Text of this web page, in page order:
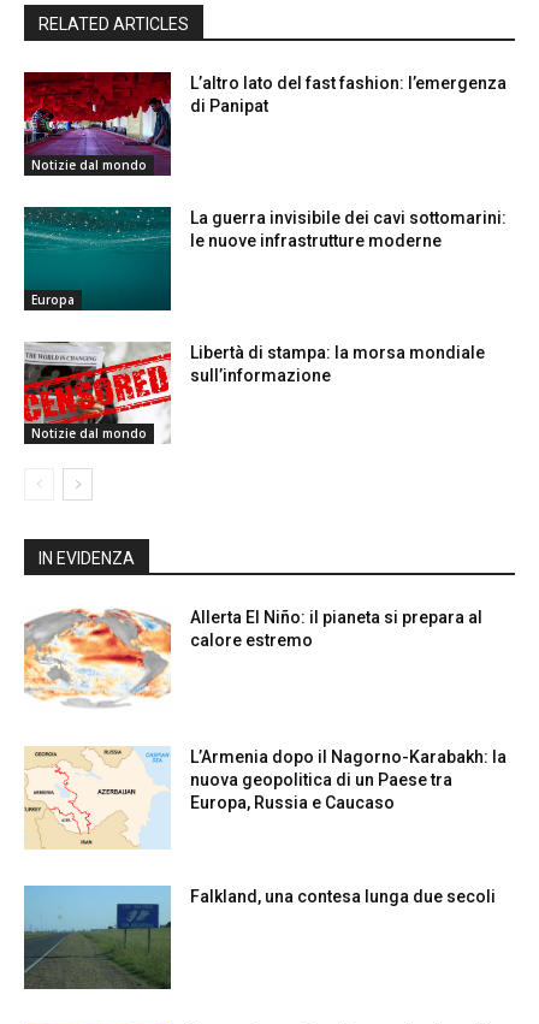
RELATED ARTICLES
Notizie dal mondo
L’altro lato del fast fashion: l’emergenza
di Panipat
Europa
La guerra invisibile dei cavi sottomarini:
le nuove infrastrutture moderne
Notizie dal mondo
Libertà di stampa: la morsa mondiale
sull’informazione
IN EVIDENZA
Allerta El Niño: il pianeta si prepara al
calore estremo
L’Armenia dopo il Nagorno-Karabakh: la
nuova geopolitica di un Paese tra
Europa, Russia e Caucaso
Falkland, una contesa lunga due secoli